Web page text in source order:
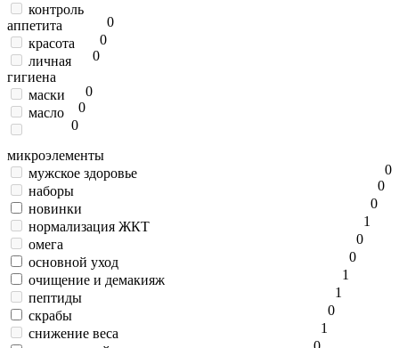
0
контроль
аппетита
0
красота
0
личная
гигиена
0
маски
0
масло
0
микроэлементы
0
мужское здоровье
0
наборы
0
новинки
1
нормализация ЖКТ
0
омега
0
основной уход
1
очищение и демакияж
1
пептиды
0
скрабы
1
снижение веса